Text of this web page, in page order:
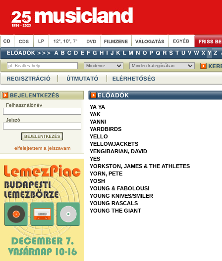
Felhasználónév
Jelszó
elfelejtettem a jelszavam
YA YA
YAK
YANNI
YARDBIRDS
YELLO
YELLOWJACKETS
YENGIBARIAN, DAVID
YES
YORKSTON, JAMES & THE ATHLETES
YORN, PETE
YOSH
YOUNG & FABOLOUS!
YOUNG KNIVES/SMILER
YOUNG RASCALS
YOUNG THE GIANT